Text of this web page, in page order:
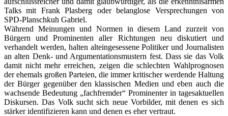
Talks mit Frank Plasberg oder belanglose Versprechungen von
SPD-Planschkuh Gabriel.
Während Meinungen und Normen in diesem Land zurzeit von
Bürgern und Prominenten aller Richtungen neu diskutiert und
verhandelt werden, halten alteingesessene Politiker und Journalisten
an alten Denk- und Argumentationsmustern fest. Dass sie das Volk
damit nicht mehr erreichen, zeigen die schlechten Wahlprognosen
der ehemals großen Parteien, die immer kritischer werdende Haltung
der Bürger gegenüber den klassischen Medien und eben auch die
wachsende Bedeutung „fachfremder“ Prominenter in tagesaktuellen
Diskursen. Das Volk sucht sich neue Vorbilder, mit denen es sich
stärker identifizieren kann und denen es eher vertraut.